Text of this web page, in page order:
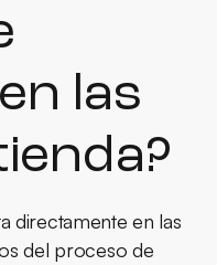
las
directamente en las
del proceso de